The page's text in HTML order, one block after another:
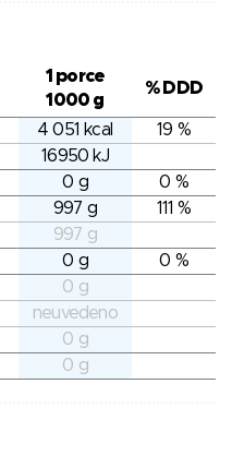
1 porce
1000 g
% DDD
4 051 kcal
19 %
16950 kJ
0 g
0 %
997 g
111 %
997 g
0 g
0 %
0 g
neuvedeno
0 g
0 g